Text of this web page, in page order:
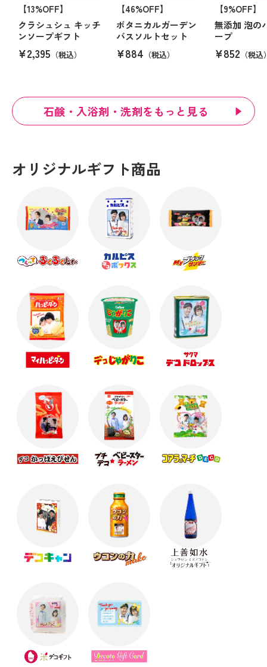
【13%OFF】
クラシュシュ キッチ
ンソープギフト
¥2,395 （税込）
【46%OFF】
ボタニカルガーデン
バスソルトセット
¥884 （税込）
【9%OFF】
無添加 泡の
ープ
¥852 （税込
石鹸・入浴剤・洗剤をもっと見る
オリジナルギフト商品